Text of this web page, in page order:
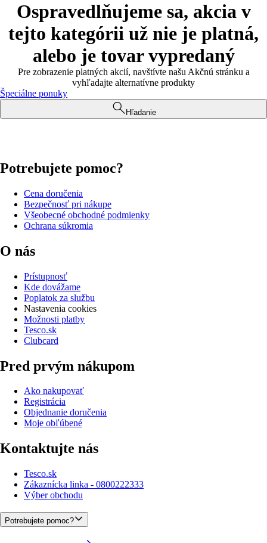
Ospravedlňujeme sa, akcia v
tejto kategórii už nie je platná,
alebo je tovar vypredaný
Pre zobrazenie platných akcií, navštívte našu Akčnú stránku a
vyhľadajte alternatívne produkty
Špeciálne ponuky
Hľadanie
Potrebujete pomoc?
Cena doručenia
Bezpečnosť pri nákupe
Všeobecné obchodné podmienky
Ochrana súkromia
O nás
Prístupnosť
Kde dovážame
Poplatok za službu
Nastavenia cookies
Možnosti platby
Tesco.sk
Clubcard
Pred prvým nákupom
Ako nakupovať
Registrácia
Objednanie doručenia
Moje obľúbené
Kontaktujte nás
Tesco.sk
Zákaznícka linka - 0800222333
Výber obchodu
Potrebujete pomoc?